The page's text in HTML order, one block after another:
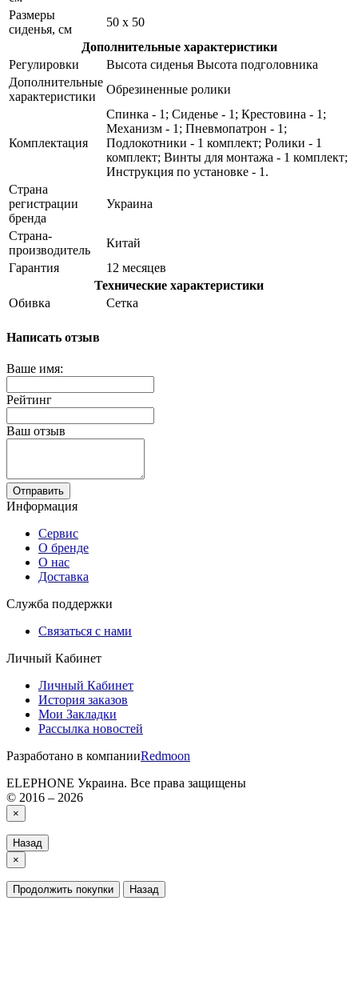
Размеры
сиденья, см
50 x 50
Дополнительные характеристики
Регулировки
Высота сиденья Высота подголовника
Дополнительные
характеристики
Обрезиненные ролики
Комплектация
Спинка - 1; Сиденье - 1; Крестовина - 1;
Механизм - 1; Пневмопатрон - 1;
Подлокотники - 1 комплект; Ролики - 1
комплект; Винты для монтажа - 1 комплект;
Инструкция по установке - 1.
Страна
регистрации
бренда
Украина
Страна-
производитель
Китай
Гарантия
12 месяцев
Технические характеристики
Обивка
Сетка
Написать отзыв
Ваше имя:
Рейтинг
Ваш отзыв
Отправить
Информация
Сервис
О бренде
О нас
Доставка
Служба поддержки
Связаться с нами
Личный Кабинет
Личный Кабинет
История заказов
Мои Закладки
Рассылка новостей
Разработано в компанииRedmoon
ELEPHONE Украина. Все права защищены
© 2016 – 2026
×
Назад
×
Продолжить покупки Назад